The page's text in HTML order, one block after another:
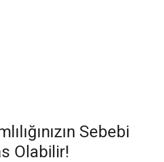
Sebebi
Olabilir!